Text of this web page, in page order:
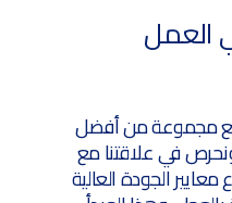
العمل
مجموعة من أفضل
في علاقتنا مع
الجودة العالية